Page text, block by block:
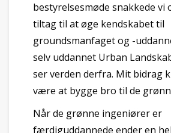
bestyrelsesmøde snakkede vi
tiltag til at øge kendskabet til
groundsmanfaget og -
selv uddannet Urban
ser verden derfra. Mit bidrag
være at bygge bro til de
Når de grønne ingeniører er
færdiguddannede ender en